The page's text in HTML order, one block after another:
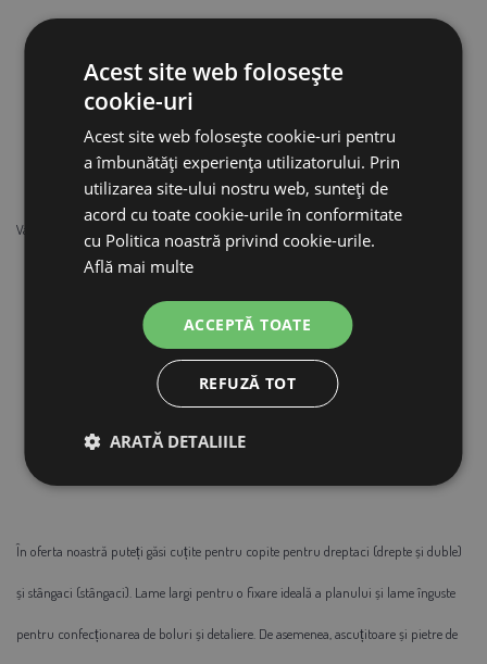
mâner din lemn de esență tare impregnat cu apă
Variante:
În oferta noastră puteți găsi cuțite pentru copite pentru dreptaci (drepte și duble)
și stângaci (stângaci). Lame largi pentru o fixare ideală a planului și lame înguste
pentru confecționarea de boluri și detaliere. De asemenea, ascuțitoare și pietre de
Acest site web folosește
cookie-uri
Acest site web folosește cookie-uri pentru
a îmbunătăți experiența utilizatorului. Prin
utilizarea site-ului nostru web, sunteți de
acord cu toate cookie-urile în conformitate
cu Politica noastră privind cookie-urile.
Află mai multe
ACCEPTĂ TOATE
REFUZĂ TOT
ARATĂ DETALIILE